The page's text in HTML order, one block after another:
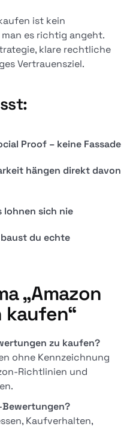
ist kein
es richtig angeht.
klare rechtliche
Vertrauensziel.
Proof – keine Fassade
hängen direkt davon
lohnen sich nie
du echte
„Amazon
zu kaufen?
ohne Kennzeichnung
Richtlinien und
Bewertungen?
Kaufverhalten,